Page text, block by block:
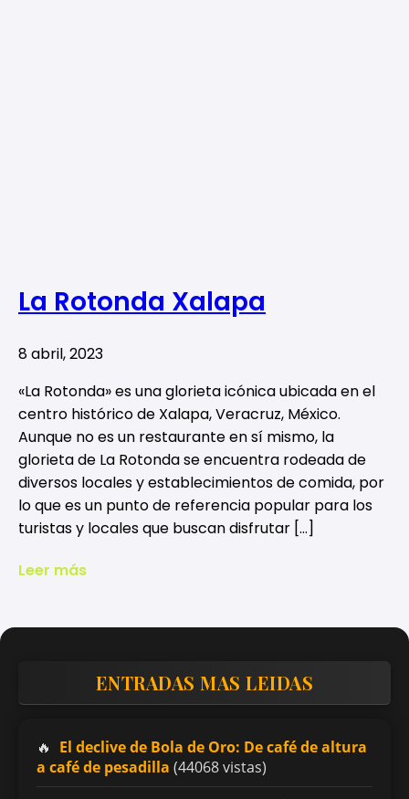
La Rotonda Xalapa
8 abril, 2023
«La Rotonda» es una glorieta icónica ubicada en el
centro histórico de Xalapa, Veracruz, México.
Aunque no es un restaurante en sí mismo, la
glorieta de La Rotonda se encuentra rodeada de
diversos locales y establecimientos de comida, por
lo que es un punto de referencia popular para los
turistas y locales que buscan disfrutar […]
Leer más
ENTRADAS MAS LEIDAS
El declive de Bola de Oro: De café de altura
a café de pesadilla (44068 vistas)